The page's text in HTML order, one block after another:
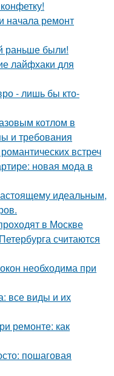
начала ремонт
раньше были!
лайфхаки для
- лишь бы кто-
котлом в
и требования
встреч
новая мода в
идеальным,
в Москве
считаются
необходима при
все виды и их
ремонте: как
пошаговая